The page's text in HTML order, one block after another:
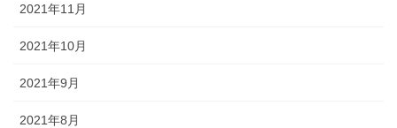
2021年11月
2021年10月
2021年9月
2021年8月